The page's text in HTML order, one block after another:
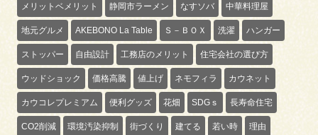
メリットベメリット 静岡市ラーメン なすソバ 中華料理屋
地元グルメ AKEBONO La Table Ｓ－ＢＯＸ 洗濯 ハンガー
ストッパー 自由設計 工務店のメリット 住宅会社の選び方
ウッドショック 価格高騰 値上げ ネモフィラ カウネット
カウコレプレミアム 便利グッズ 花畑 SDGｓ 長寿命住宅
CO2削減 環境汚染抑制 街づくり 建てる 若い時 理由